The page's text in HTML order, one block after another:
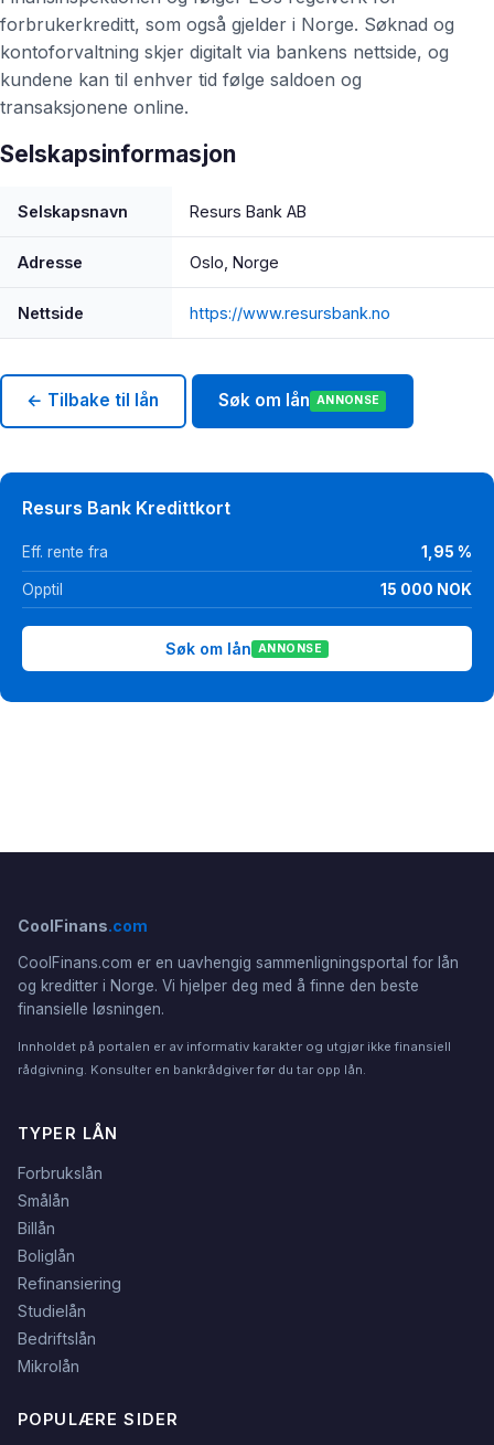
forbrukerkreditt, som også gjelder i Norge. Søknad og
kontoforvaltning skjer digitalt via bankens nettside, og
kundene kan til enhver tid følge saldoen og
transaksjonene online.
Selskapsinformasjon
Selskapsnavn Resurs Bank AB
Adresse Oslo, Norge
Nettside https://www.resursbank.no
← Tilbake til lån Søk om lån ANNONSE
Resurs Bank Kredittkort
Eff. rente fra 1,95 %
Opptil 15 000 NOK
Søk om lån ANNONSE
CoolFinans.com
CoolFinans.com er en uavhengig sammenligningsportal for lån
og kreditter i Norge. Vi hjelper deg med å finne den beste
finansielle løsningen.
Innholdet på portalen er av informativ karakter og utgjør ikke finansiell
rådgivning. Konsulter en bankrådgiver før du tar opp lån.
TYPER LÅN
Forbrukslån
Smålån
Billån
Boliglån
Refinansiering
Studielån
Bedriftslån
Mikrolån
POPULÆRE SIDER